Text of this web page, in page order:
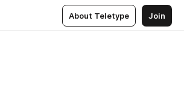
About Teletype Join